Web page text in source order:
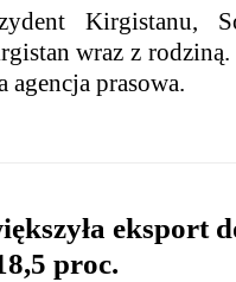
Kirgistanu,
wraz z
agencja prasowa.
eksport
proc.